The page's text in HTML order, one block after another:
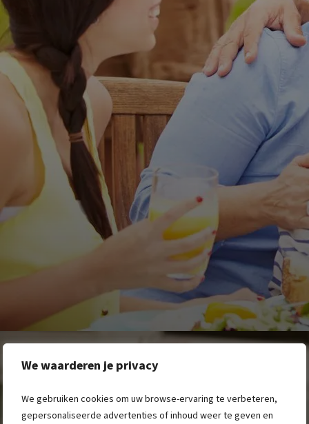
We waarderen je privacy
We gebruiken cookies om uw browse-ervaring te verbeteren,
gepersonaliseerde advertenties of inhoud weer te geven en